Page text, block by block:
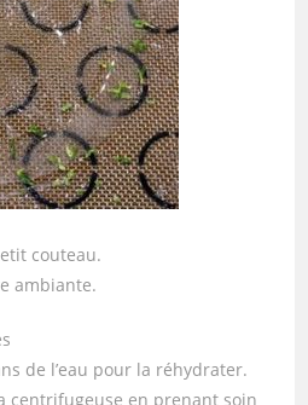
couteau.
ambiante.
de l’eau pour la réhydrater.
centrifugeuse en prenant soin